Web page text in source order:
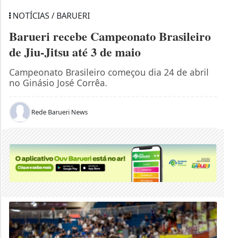
NOTÍCIAS / BARUERI
Barueri recebe Campeonato Brasileiro
de Jiu-Jitsu até 3 de maio
Campeonato Brasileiro começou dia 24 de abril
no Ginásio José Corrêa.
Rede Barueri News